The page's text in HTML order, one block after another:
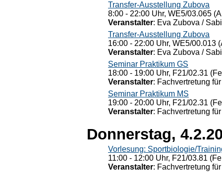
Transfer-Ausstellung Zubova
8:00 - 22:00 Uhr, WE5/03.065
Veranstalter: Eva Zubova /
Transfer-Ausstellung Zubova
16:00 - 22:00 Uhr, WE5/00.013
Veranstalter: Eva Zubova /
Seminar Praktikum GS
18:00 - 19:00 Uhr, F21/02.31
Veranstalter: Fachvertretung
Seminar Praktikum MS
19:00 - 20:00 Uhr, F21/02.31
Veranstalter: Fachvertretung
Donnerstag,
Vorlesung: Sportbiologie/
11:00 - 12:00 Uhr, F21/03.81
Veranstalter: Fachvertretung